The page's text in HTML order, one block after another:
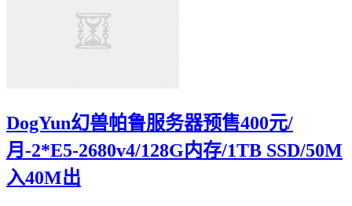
DogYun幻兽帕鲁服务器预售400元/
月-2*E5-2680v4/128G内存/1TB SSD/50M
入40M出